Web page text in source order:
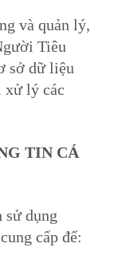
và quản lý,
Tiêu
sở dữ liệu
xử lý các
TIN CÁ
sử dụng
cấp để: